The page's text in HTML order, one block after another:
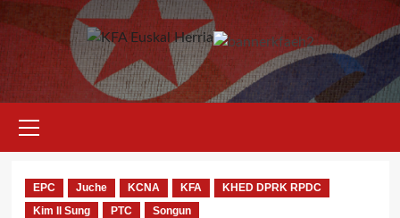
primario
EPC Juche KCNA KFA
KHED DPRK RPDC
Kim Il Sung
PTC Songun